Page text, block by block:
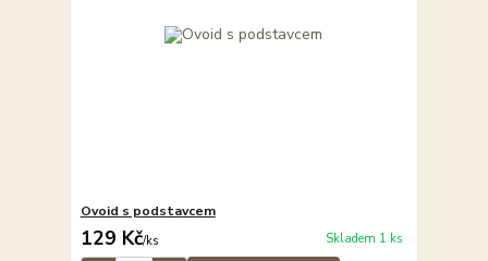
Ovoid s podstavcem
129 Kč/ks Skladem 1 ks